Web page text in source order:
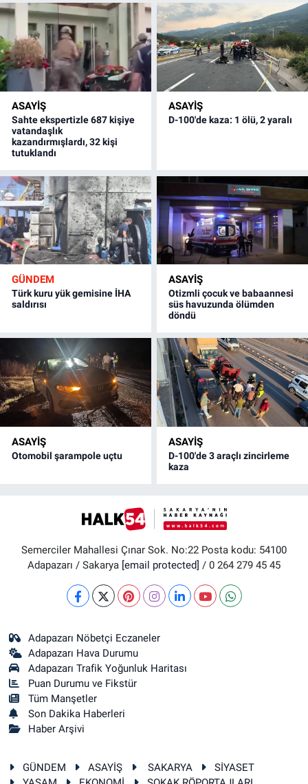
ASAYİŞ
Sahte ekspertizle 687 kişiye
vatandaşlık
kazandırmışlardı, 32 kişi
tutuklandı
ASAYİŞ
D-100'de kaza: 1 ölü, 2 yaralı
GÜNDEM
Türk kuru yük gemisine İHA
saldırısı
ASAYİŞ
Otizmli çocuk ve babaannesi
süs havuzunda ölümden
döndü
ASAYİŞ
Otomobil şarampole uçtu
ASAYİŞ
D-100'de 3 araçlı zincirleme
kaza
Semerciler Mahallesi Çınar Sok. No:22 Posta kodu: 54100
Adapazarı / Sakarya [email protected] / 0 264 279 45 45
Adapazarı Nöbetçi Eczaneler
Adapazarı Hava Durumu
Adapazarı Trafik Yoğunluk Haritası
Puan Durumu ve Fikstür
Tüm Manşetler
Son Dakika Haberleri
Haber Arşivi
GÜNDEM ASAYİŞ SAKARYA
SİYASET